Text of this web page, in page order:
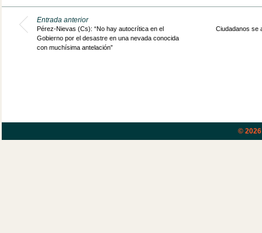
Entrada anterior
Pérez-Nievas (Cs): “No hay autocrítica en el
Gobierno por el desastre en una nevada conocida
con muchísima antelación”
Ciudadanos se
©